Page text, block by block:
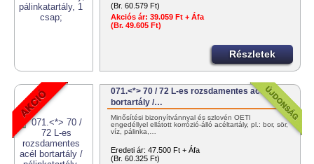
(Br. 60.579 Ft)
Akciós ár: 39.059 Ft + Áfa
(Br. 49.605 Ft)
Részletek
071.<*> 70 / 72 L-es rozsdamentes acél
bortartály /…
Minősítési bizonyítvánnyal és szlovén OÉTI
engedéllyel ellátott korrózió-álló acéltartály, pl.: bor, sör,
víz, pálinka,…
Eredeti ár: 47.500 Ft + Áfa
(Br. 60.325 Ft)